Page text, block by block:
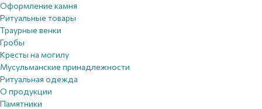
Оформление камня
Ритуальные товары
Траурные венки
Гробы
Кресты на могилу
Мусульманские принадлежности
Ритуальная одежда
О продукции
Памятники